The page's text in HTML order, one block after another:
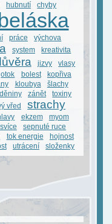
hubnutí chyby
práce výchova
system kreativita
jizvy
vlasy
otok bolest
kopřiva
kloubya
šlachy
zánět
toxiny
vřed
strachy
ekzem
myom
sepnuté ruce
tok energie
hojnost
utrácení složenky